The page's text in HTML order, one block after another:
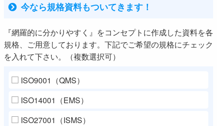
今なら規格資料もついてきます！
『網羅的に分かりやすく』をコンセプトに作成した資料を各
規格、ご用意しております。下記でご希望の規格にチェック
を入れて下さい。（複数選択可）
ISO9001（QMS）
ISO14001（EMS）
ISO27001（ISMS）